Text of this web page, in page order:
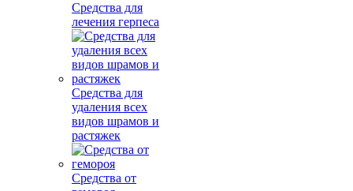
Средства для
лечения герпеса
Средства для
удаления всех
видов шрамов и
растяжек
Средства от